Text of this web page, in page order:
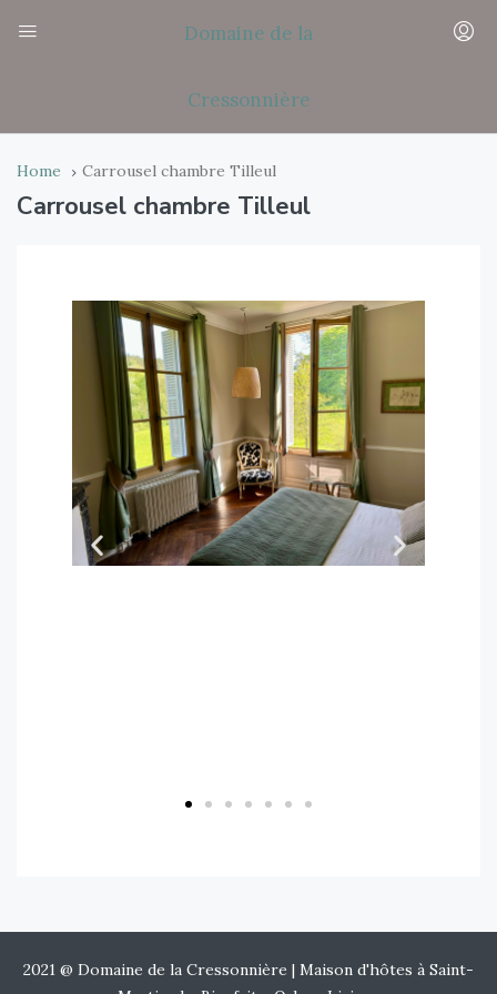
Domaine de la
Cressonnière
Home Carrousel chambre Tilleul
Carrousel chambre Tilleul
2021 @ Domaine de la Cressonnière | Maison d'hôtes à Saint-